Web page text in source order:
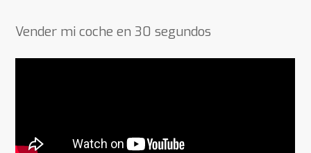
Vender mi coche en 30 segundos